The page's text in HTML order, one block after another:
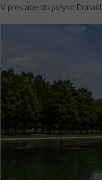
V preklade do jazyka